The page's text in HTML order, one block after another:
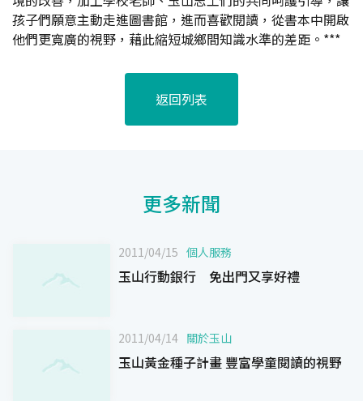
孩子們願意主動走進圖書館，進而喜歡閱讀，從書本中開啟
他們更寬廣的視野，藉此縮短城鄉間知識水準的差距。***
返回列表
更多新聞
2011/04/15 個人服務
玉山行動銀行 免出門又享好禮
2011/04/14 關於玉山
玉山黃金種子計畫 豐富學童閱讀的視野